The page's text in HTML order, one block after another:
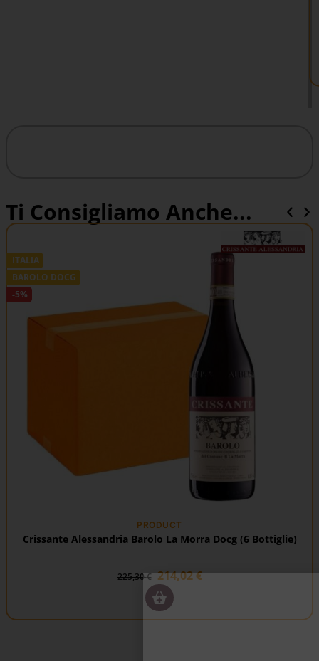
Ti Consigliamo Anche...
ITALIA
BAROLO DOCG
-5%
PRODUCT
Crissante Alessandria Barolo La Morra Docg (6 Bottiglie)
225,30€ 214,02€